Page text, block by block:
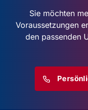
Sie möchten
Voraussetzungen
den passenden